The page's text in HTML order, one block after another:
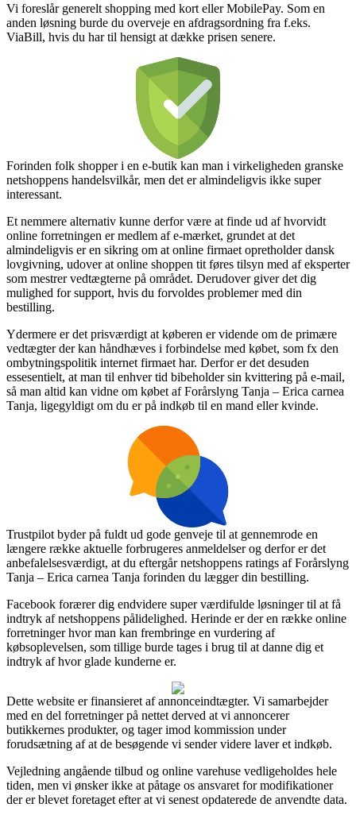
Vi foreslår generelt shopping med kort eller MobilePay. Som en
anden løsning burde du overveje en afdragsordning fra f.eks.
ViaBill, hvis du har til hensigt at dække prisen senere.
Forinden folk shopper i en e-butik kan man i virkeligheden granske
netshoppens handelsvilkår, men det er almindeligvis ikke super
interessant.
Et nemmere alternativ kunne derfor være at finde ud af hvorvidt
online forretningen er medlem af e-mærket, grundet at det
almindeligvis er en sikring om at online firmaet opretholder dansk
lovgivning, udover at online shoppen tit føres tilsyn med af eksperter
som mestrer vedtægterne på området. Derudover giver det dig
mulighed for support, hvis du forvoldes problemer med din
bestilling.
Ydermere er det prisværdigt at køberen er vidende om de primære
vedtægter der kan håndhæves i forbindelse med købet, som fx den
ombytningspolitik internet firmaet har. Derfor er det desuden
essesentielt, at man til enhver tid bibeholder sin kvittering på e-mail,
så man altid kan vidne om købet af Forårslyng Tanja – Erica carnea
Tanja, ligegyldigt om du er på indkøb til en mand eller kvinde.
Trustpilot byder på fuldt ud gode genveje til at gennemrode en
længere række aktuelle forbrugeres anmeldelser og derfor er det
anbefalelsesværdigt, at du eftergår netshoppens ratings af Forårslyng
Tanja – Erica carnea Tanja forinden du lægger din bestilling.
Facebook forærer dig endvidere super værdifulde løsninger til at få
indtryk af netshoppens pålidelighed. Herinde er der en række online
forretninger hvor man kan frembringe en vurdering af
købsoplevelsen, som tillige burde tages i brug til at danne dig et
indtryk af hvor glade kunderne er.
Dette website er finansieret af annonceindtægter. Vi samarbejder
med en del forretninger på nettet derved at vi annoncerer
butikkernes produkter, og tager imod kommission under
forudsætning af at de besøgende vi sender videre laver et indkøb.
Vejledning angående tilbud og online varehuse vedligeholdes hele
tiden, men vi ønsker ikke at påtage os ansvaret for modifikationer
der er blevet foretaget efter at vi senest opdaterede de anvendte data.